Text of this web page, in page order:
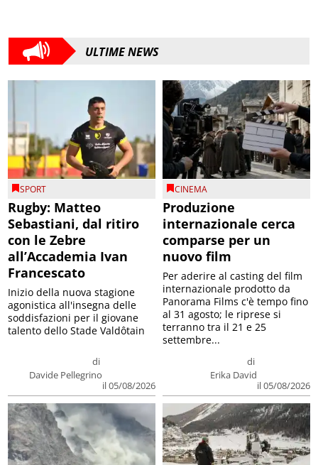
ULTIME NEWS
SPORT
Rugby: Matteo
Sebastiani, dal ritiro
con le Zebre
all’Accademia Ivan
Francescato
di
Davide Pellegrino
il 05/08/2026
Inizio della nuova stagione
agonistica all'insegna delle
soddisfazioni per il giovane
talento dello Stade Valdôtain
CINEMA
Produzione
internazionale cerca
comparse per un
nuovo film
di
Erika David
il 05/08/2026
Per aderire al casting del film
internazionale prodotto da
Panorama Films c'è tempo fino
al 31 agosto; le riprese si
terranno tra il 21 e 25
settembre...